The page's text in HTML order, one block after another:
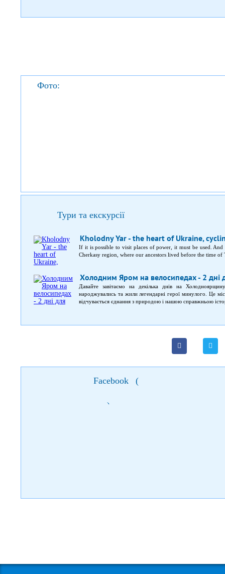
Фото:
Тури та екскурсії
Kholodny Yar - the heart of Ukraine,
If it is possible to visit places of power, it must be used.
Cherkasy region, where our ancestors lived before the time
Холодним Яром на велосипедах - 2 дні
Давайте завітаємо на декілька днів на
народжувались та жили легендарні герої минулого. Це
відчувається єднання з природою і нашою справжньою
Facebook (
)